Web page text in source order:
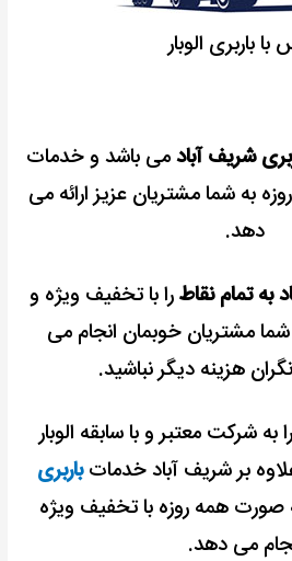
باربری الوبار
شریف آبادمی باشد و خدمات
به شما مشتریان عزیز ارائه می
دهد.
به تمام نقاطرا با تخفیف ویژه و
مشتریان خوبمان انجام می
هزینه دیگر نباشید.
را به شرکت معتبر و با سابقه الوبار
بر شریف آباد خدماتباربری
صورت همه روزه با تخفیف ویژه
می دهد.